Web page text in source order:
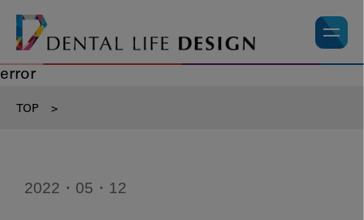
error
TOP >
2022・05・12